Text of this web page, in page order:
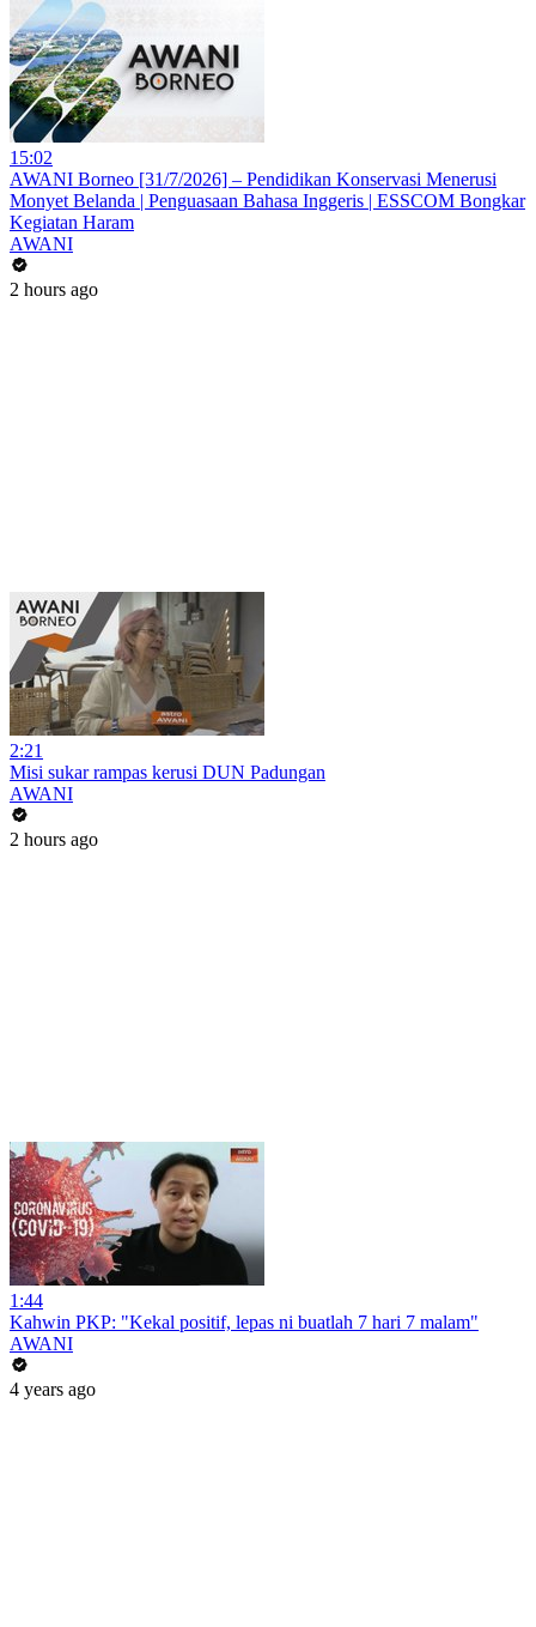
15:02
AWANI Borneo [31/7/2026] – Pendidikan Konservasi Menerusi
Monyet Belanda | Penguasaan Bahasa Inggeris | ESSCOM Bongkar
Kegiatan Haram
AWANI
2 hours ago
2:21
Misi sukar rampas kerusi DUN Padungan
AWANI
2 hours ago
1:44
Kahwin PKP: "Kekal positif, lepas ni buatlah 7 hari 7 malam"
AWANI
4 years ago